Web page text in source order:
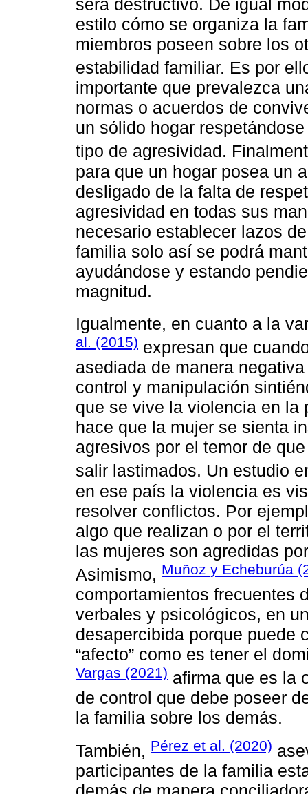
será destructivo. De igual
estilo cómo se organiza la
miembros poseen sobre los
estabilidad familiar. Es por
importante que prevalezca
normas o acuerdos de
un sólido hogar
tipo de agresividad.
para que un hogar posea un
desligado de la falta de
agresividad en todas sus
necesario establecer lazos
familia solo así se podrá
ayudándose y estando
magnitud.
Igualmente, en cuanto a la
al. (2015) expresan que
asediada de manera
control y manipulación
que se vive la violencia en la
hace que la mujer se sienta
agresivos por el temor de
salir lastimados. Un estudio
en ese país la violencia es
resolver conflictos. Por
algo que realizan o por el
las mujeres son agredidas
Asimismo, Muñoz y Echeburúa
comportamientos frecuentes
verbales y psicológicos, en
desapercibida porque puede
“afecto” como es tener el
Vargas (2021) afirma que es la
de control que debe poseer
la familia sobre los demás.
También, Pérez et al. (2020)
participantes de la familia